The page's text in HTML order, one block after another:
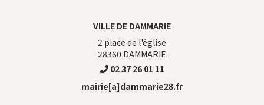
VILLE DE DAMMARIE
2 place de l'église
28360 DAMMARIE
02 37 26 01 11
mairie[a]dammarie28.fr